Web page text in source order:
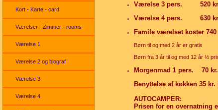
Kort - Karte - card
Værelser - Zimmer - rooms
Værelse 1
Værelse 2 og biograf
Værelse 3
Værelse 4
Værelse 3 pers. 520
Værelse 4 pers. 630
Famile værelset koster 740
Børn til og med 2 år er gratis
Børn fra 3 år til og med 12 år ½
Morgenmad 1 pers. 70
Benyttelse af køkken 35
AUTOCAMPER:
Prisen for en overnatning